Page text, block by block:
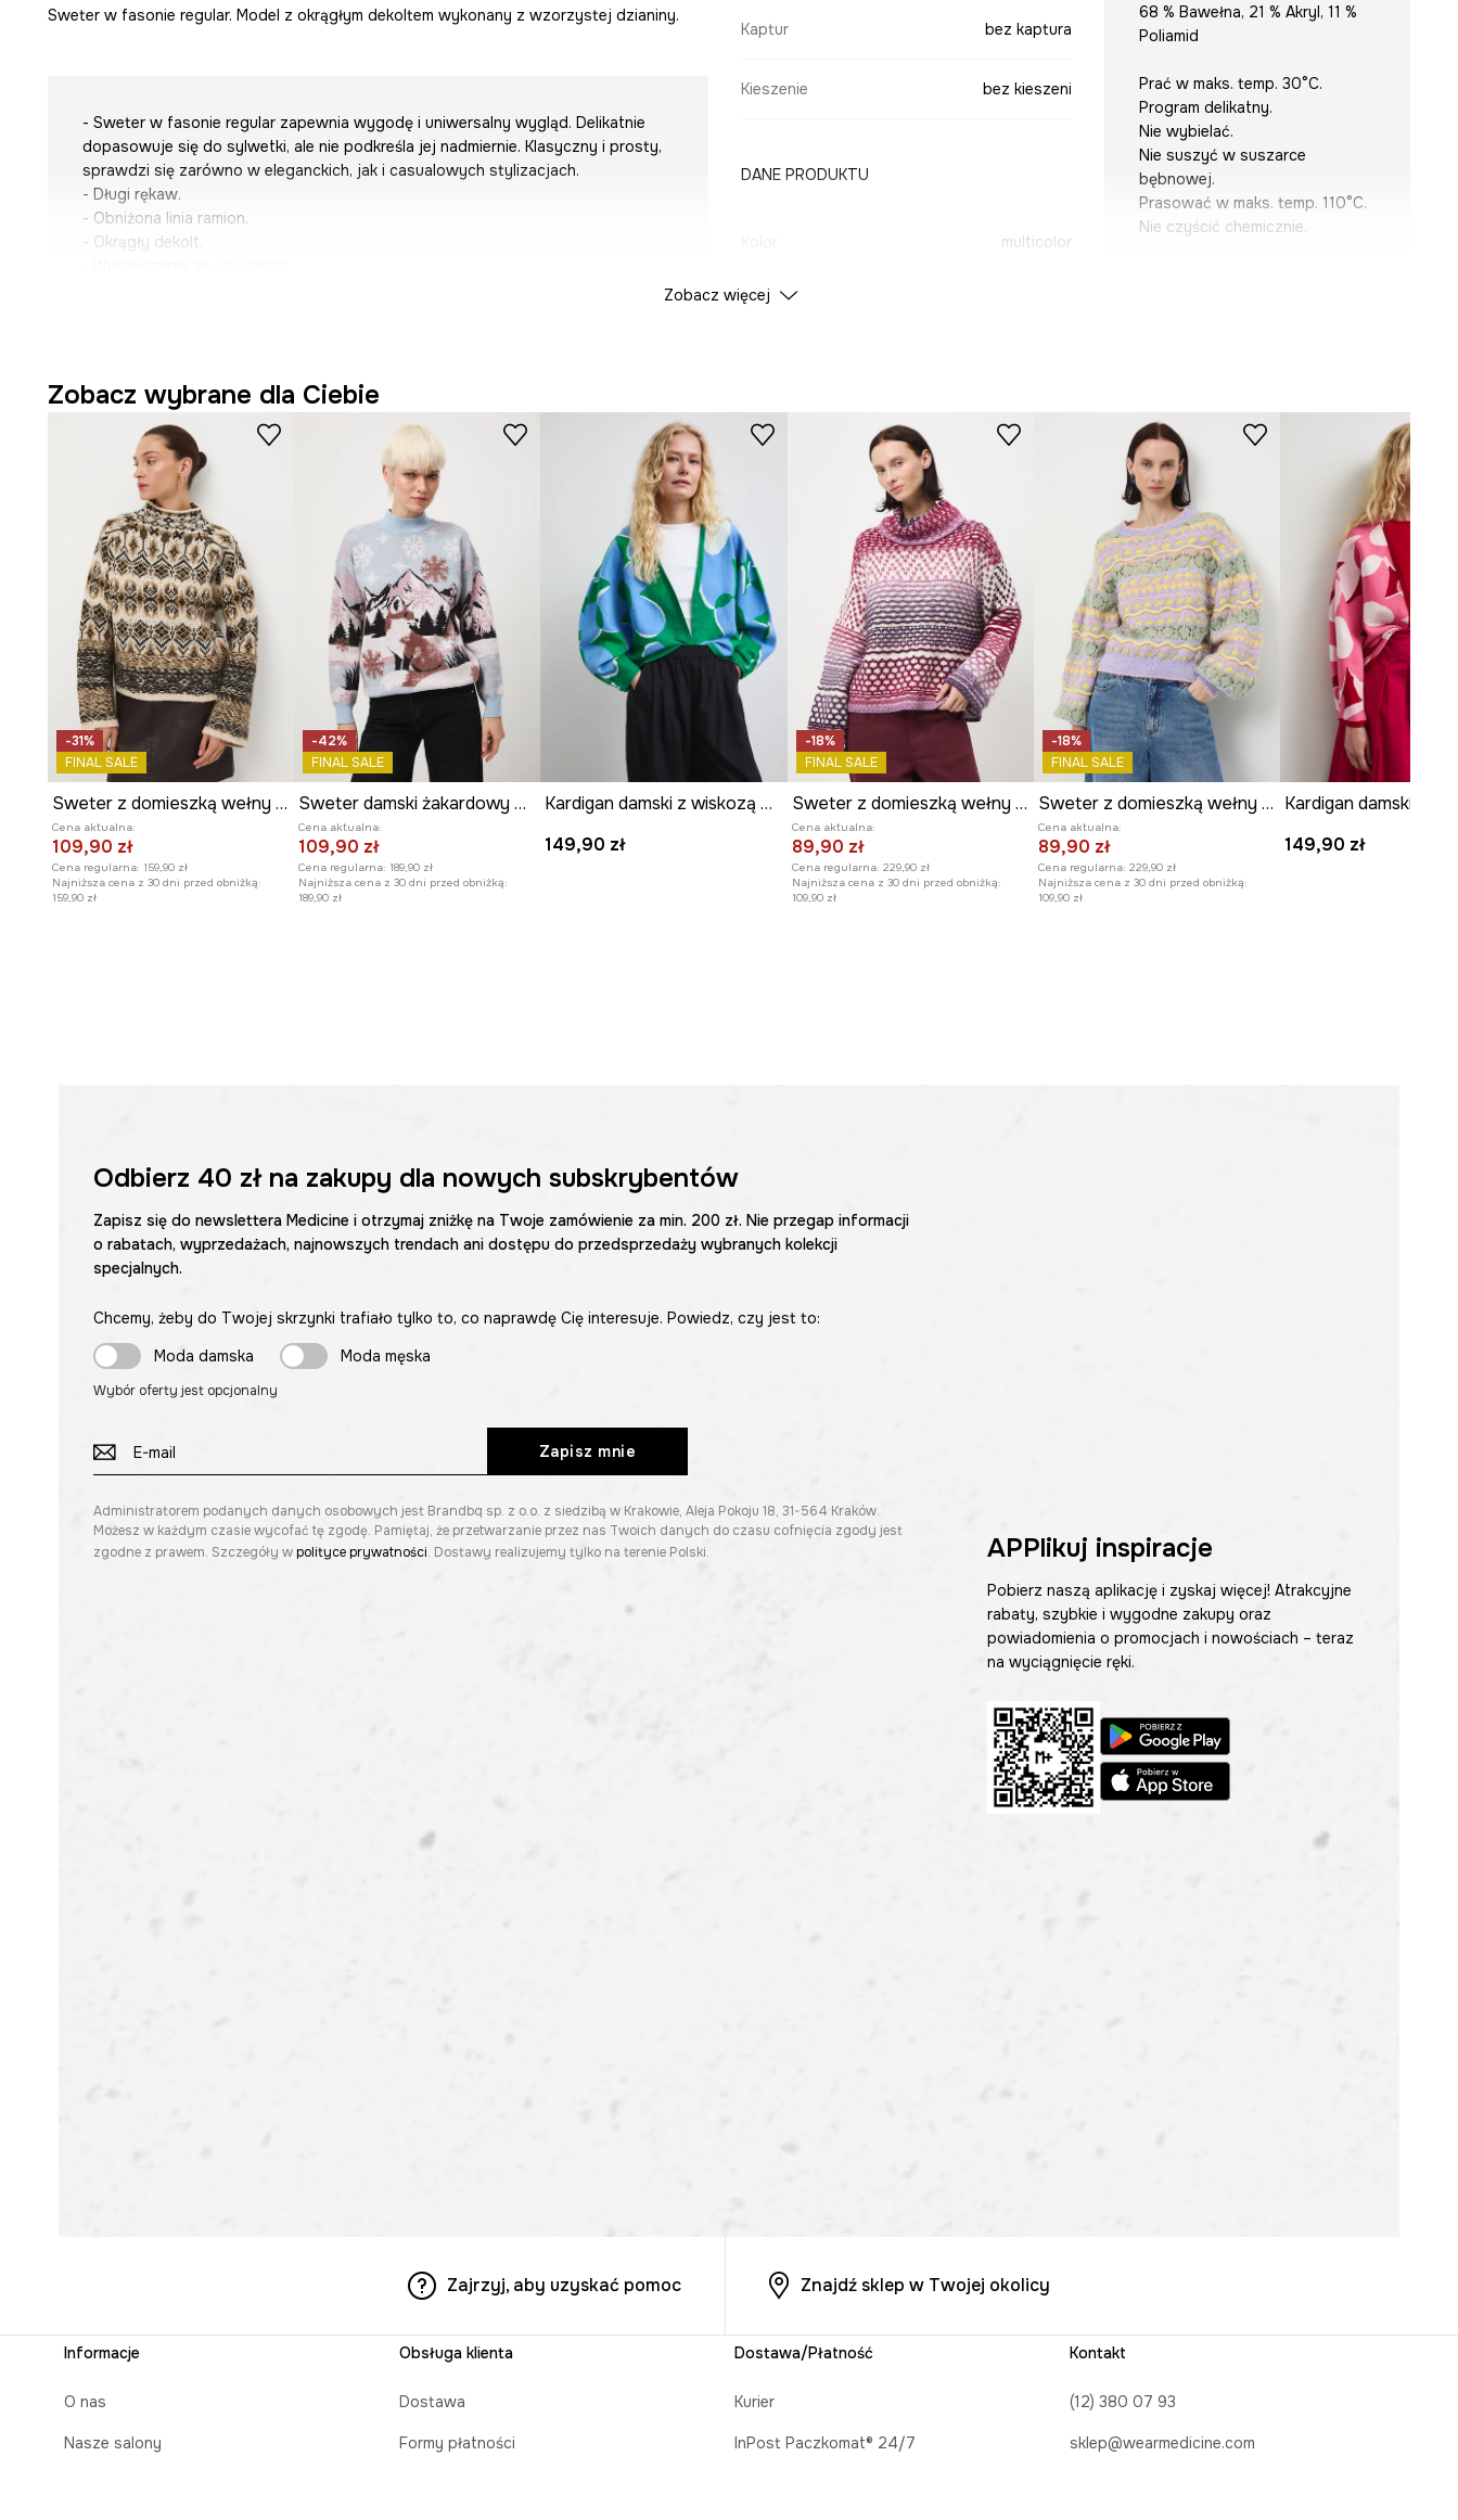
Sweter w fasonie regular. Model z okrągłym dekoltem wykonany z wzorzystej dzianiny.
- Sweter w fasonie regular zapewnia wygodę i uniwersalny wygląd. Delikatnie
dopasowuje się do sylwetki, ale nie podkreśla jej nadmiernie. Klasyczny i prosty,
sprawdzi się zarówno w eleganckich, jak i casualowych stylizacjach.
- Długi rękaw.
- Obniżona linia ramion.
- Okrągły dekolt.
- Wymiary podane dla rozmiaru: S.
Kaptur bez kaptura
Kieszenie bez kieszeni
DANE PRODUKTU
multicolor
ID Produktu
68 % Bawełna, 21 % Akryl, 11 %
Poliamid
Prać w maks. temp. 30°C.
Program delikatny.
Nie wybielać.
Nie suszyć w suszarce
bębnowej.
Prasować w maks. temp. 110°C.
Nie czyścić chemicznie.
Rodzaj rękawa: opadający
WYMIARY
Modelka na zdjęciu ma 174 cm
wzrostu i ma na sobie rozmiar S.
Zobacz wymiary produktu
Zobacz więcej
Zobacz wybrane dla Ciebie
-31%
FINAL SALE
Sweter z domieszką wełny damski wzorzysty
Cena aktualna:
109,90 zł
Cena regularna: 159,90 zł
Najniższa cena z 30 dni przed obniżką:
159,90 zł
-42%
FINAL SALE
Sweter damski żakardowy wzorzysty
Cena aktualna:
109,90 zł
Cena regularna: 189,90 zł
Najniższa cena z 30 dni przed obniżką:
189,90 zł
Kardigan damski z wiskozą w kwiaty
149,90 zł
-18%
FINAL SALE
Sweter z domieszką wełny damski żakardowy
Cena aktualna:
89,90 zł
Cena regularna: 229,90 zł
Najniższa cena z 30 dni przed obniżką:
109,90 zł
-18%
FINAL SALE
Sweter z domieszką wełny damski ażurowy
Cena aktualna:
89,90 zł
Cena regularna: 229,90 zł
Najniższa cena z 30 dni przed obniżką:
109,90 zł
149,90 zł
Odbierz 40 złna zakupy dla nowych subskrybentów
Zapisz się do newslettera Medicine i otrzymaj zniżkę na Twoje zamówienie za min. 200 zł. Nie przegap informacji
o rabatach, wyprzedażach, najnowszych trendach ani dostępu do przedsprzedaży wybranych kolekcji
specjalnych.
Chcemy, żeby do Twojej skrzynki trafiało tylko to, co naprawdę Cię interesuje. Powiedz, czy jest to:
Moda damska
Moda męska
Wybór oferty jest opcjonalny
Zapisz mnie
Administratorem podanych danych osobowych jest Brandbq sp. z o.o. z siedzibą w Krakowie, Aleja Pokoju 18, 31-564 Kraków.
Możesz w każdym czasie wycofać tę zgodę. Pamiętaj, że przetwarzanie przez nas Twoich danych do czasu cofnięcia zgody jest
zgodne z prawem. Szczegóły w polityce prywatności. Dostawy realizujemy tylko na terenie Polski. APPlikuj inspiracje
Pobierz naszą aplikację i zyskaj więcej! Atrakcyjne
rabaty, szybkie i wygodne zakupy oraz
powiadomienia o promocjach i nowościach – teraz
na wyciągnięcie ręki.
Zajrzyj, aby uzyskać pomoc Znajdź sklep w Twojej okolicy
Informacje
O nas
Nasze salony
Obsługa klienta
Dostawa
Formy płatności
Dostawa/Płatność
Kurier
InPost Paczkomat® 24/7
Kontakt
(12) 380 07 93
sklep@wearmedicine.com